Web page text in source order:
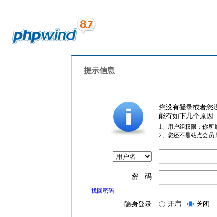
提示信息
您没有登录或者您
能有如下几个原因
1、用户组权限：你所
2、您还不是站点会员
密 码
找回密码
隐身登录 开启 关闭